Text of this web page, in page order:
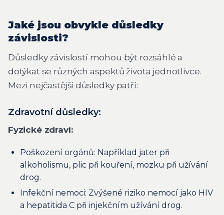
Jaké jsou obvykle důsledky
závislosti?
Důsledky závislostí mohou být rozsáhlé a
dotýkat se různých aspektů života jednotlivce.
Mezi nejčastější důsledky patří:
Zdravotní důsledky:
Fyzické zdraví:
Poškození orgánů: Například jater při
alkoholismu, plic při kouření, mozku při užívání
drog.
Infekční nemoci: Zvýšené riziko nemocí jako HIV
a hepatitida C při injekčním užívání drog.